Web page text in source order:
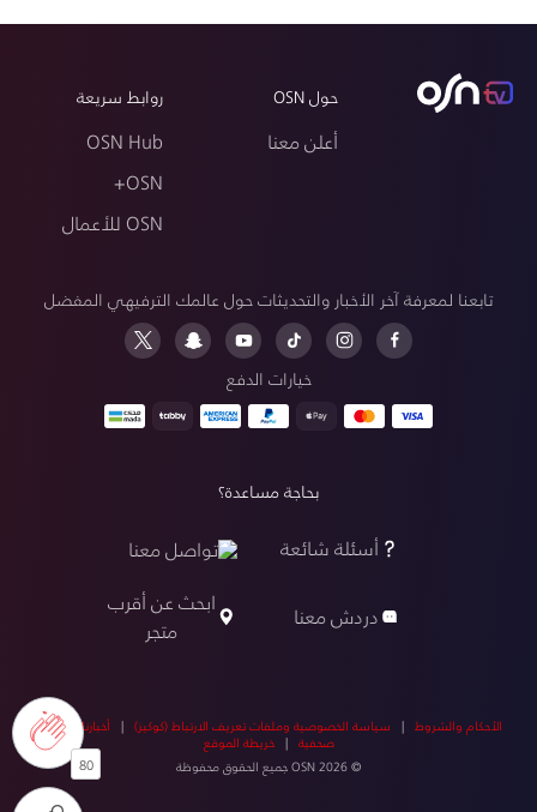
80
حول OSN
أعلن معنا
روابط سريعة
OSN Hub
OSN+
OSN للأعمال
تابعنا لمعرفة آخر الأخبار والتحديثات حول عالمك الترفيهي المفضل
خيارات الدفع
بحاجة مساعدة؟
أسئلة شائعة
تواصل معنا
دردش معنا
ابحث عن أقرب
متجر
الأحكام والشروط | سياسة الخصوصية وملفات تعريف الارتباط (كوكيز) | أخبارنا|أخبار
صحفية |خريطة الموقع
© OSN 2026 جميع الحقوق محفوظة